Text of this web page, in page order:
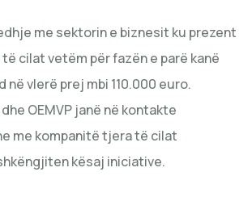
me sektorin e biznesit ku prezent
të cilat vetëm për fazën e parë kanë
në vlerë prej mbi 110.000 euro.
OEMVP janë në kontakte
me kompanitë tjera të cilat
kësaj iniciative.